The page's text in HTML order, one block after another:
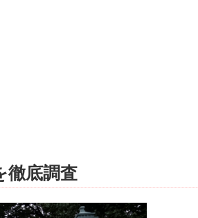
徹底調査